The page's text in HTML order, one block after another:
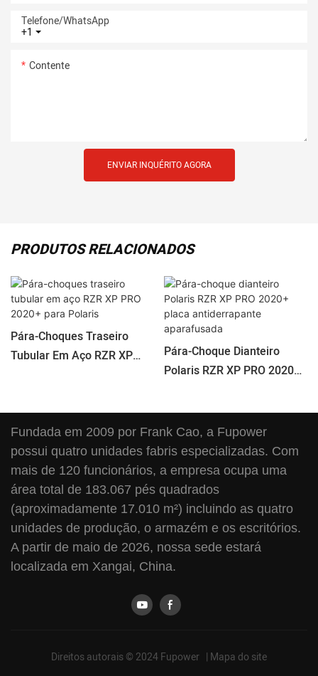
+1
Telefone/whatsApp
Contente
ENVIAR INQUÉRITO AGORA
PRODUTOS RELACIONADOS
Pára-Choques Traseiro
Tubular Em Aço RZR XP
Pára-Choque Dianteiro
Polaris RZR XP PRO 2020+
Aparafusada
Fundada em 2009 por Frank Cao, a Fupower
possui quatro unidades fabris especializadas. Com
mais de 120 funcionários, a empresa ocupa uma
área total de 183.067 pés quadrados
(aproximadamente 17.010 m²) incluindo as quatro
unidades de produção, o armazém e os escritórios.
A partir de maio de 2026, nossa sede estará
localizada em Xangai, China.
Direitos autorais © 2024 Fupower | Mapa do site